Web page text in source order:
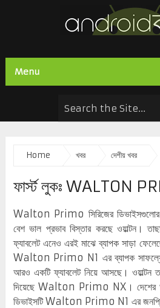
Menu
Home খবর দেশীয় খবর
ফার্স্ট লুকঃ WALTON
Walton Primo সিরিজের ডিভাইসগুলোর
বেশ ভাল প্রভাব বিস্তার করছে ওয়াল্টন।
ফ্যাবলেট এনেও এরই মাঝে ব্যাপক সাড়া
Walton Primo N1 এর ব্যাপক সাফল্যের
আরও একটি ফ্যাবলেট নিয়ে আসছে। ওয়াল্টন
দিয়েছে Walton Primo NX। দেশের
ডিভাইসটি Walton Primo N1 এর